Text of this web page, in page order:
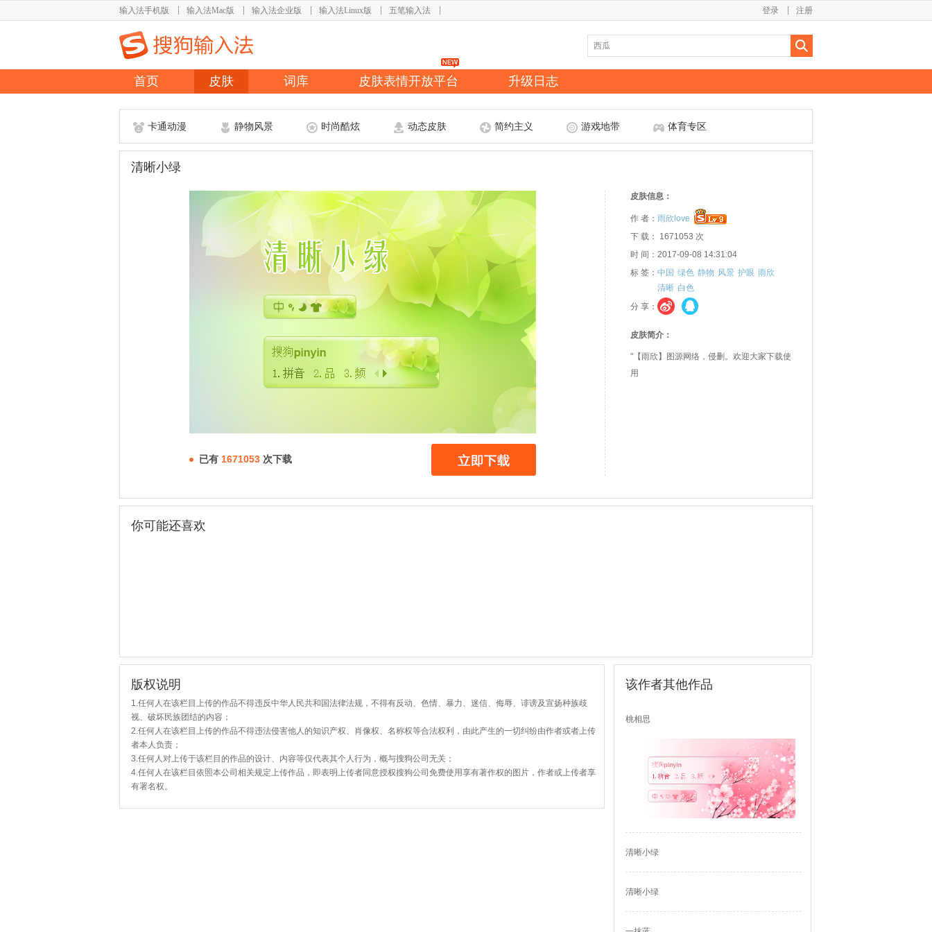
输入法手机版 输入法Mac版 输入法企业版 输入法Linux版 五笔输入法 注册
登录
首页 皮肤 词库 皮肤表情开放平台 升级日志
卡通动漫 静物风景 时尚酷炫 动态皮肤 简约主义 游戏地带 体育专区
清晰小绿
已有 1671053 次下载
皮肤信息：
作 者： 雨欣love
下 载： 1671053 次
时 间：2017-09-08 14:31:04
标 签： 中国 绿色 静物 风景 护眼 雨欣
清晰 白色
分 享：
皮肤简介：
"【雨欣】图源网络，侵删。欢迎大家下载使
用
你可能还喜欢
版权说明
1.任何人在该栏目上传的作品不得违反中华人民共和国法律法规，不得有反动、色情、暴力、迷信、侮辱、诽谤及宣扬种族歧
视、破坏民族团结的内容；
2.任何人在该栏目上传的作品不得违法侵害他人的知识产权、肖像权、名称权等合法权利，由此产生的一切纠纷由作者或者上传
者本人负责；
3.任何人对上传于该栏目的作品的设计、内容等仅代表其个人行为，概与搜狗公司无关；
4.任何人在该栏目依照本公司相关规定上传作品，即表明上传者同意授权搜狗公司免费使用享有著作权的图片，作者或上传者享
有署名权。
该作者其他作品
桃相思
清晰小绿
清晰小绿